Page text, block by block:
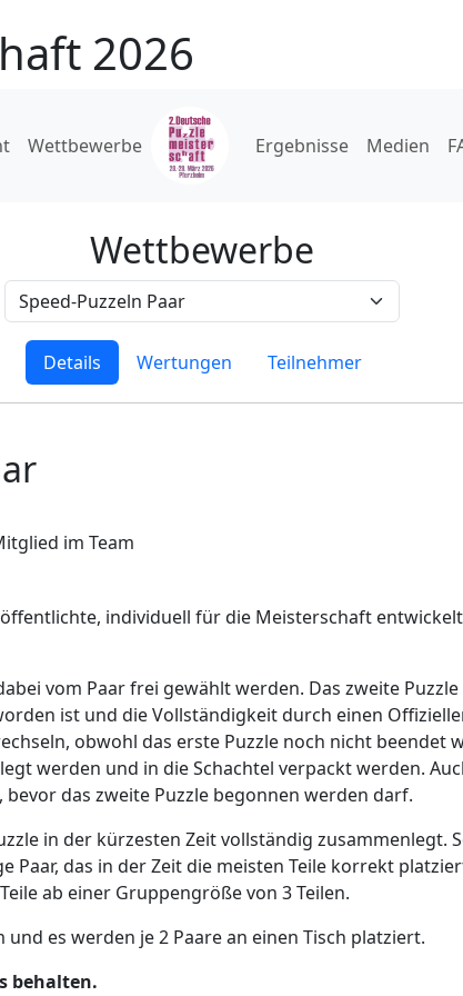
2026
Wettbewerbe Ergebnisse Medien
Wettbewerbe
Details Wertungen Teilnehmer
im Team
individuell für die Meisterschaft
vom Paar frei gewählt werden. Das zweite
ist und die Vollständigkeit durch einen
obwohl das erste Puzzle noch nicht beendet
werden und in die Schachtel verpackt werden.
das zweite Puzzle begonnen werden darf.
in der kürzesten Zeit vollständig zusammenlegt.
Paar, das in der Zeit die meisten Teile korrekt
ab einer Gruppengröße von 3 Teilen.
es werden je 2 Paare an einen Tisch platziert.
behalten.